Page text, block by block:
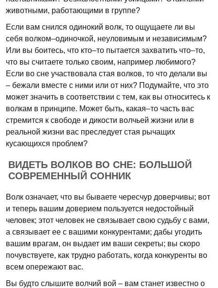
животными, работающими в группе?
Если вам снился одинокий волк, то ощущаете ли вы
себя волком–одиночкой, неуловимым и независимым?
Или вы боитесь, что кто–то пытается захватить что–то,
что вы считаете только своим, например любимого?
Если во сне участвовала стая волков, то что делали вы
– бежали вместе с ними или от них? Подумайте, что это
может значить в соответствии с тем, как вы относитесь к
волкам в принципе. Может быть, какая–то часть вас
стремится к свободе и дикости волчьей жизни или в
реальной жизни вас преследует стая рычащих
кусающихся проблем?
ВИДЕТЬ ВОЛКОВ ВО СНЕ: БОЛЬШОЙ
СОВРЕМЕННЫЙ СОННИК
Волк означает, что вы бываете чересчур доверчивы; вот
и теперь вашим доверием пользуется недостойный
человек; этот человек не связывает свою судьбу с вами,
а связывает ее с вашими конкурентами; дабы угодить
вашим врагам, он выдает им ваши секреты; вы скоро
почувствуете, как трудно работать, когда конкуренты во
всем опережают вас.
Вы будто слышите волчий вой – вам станет известно о